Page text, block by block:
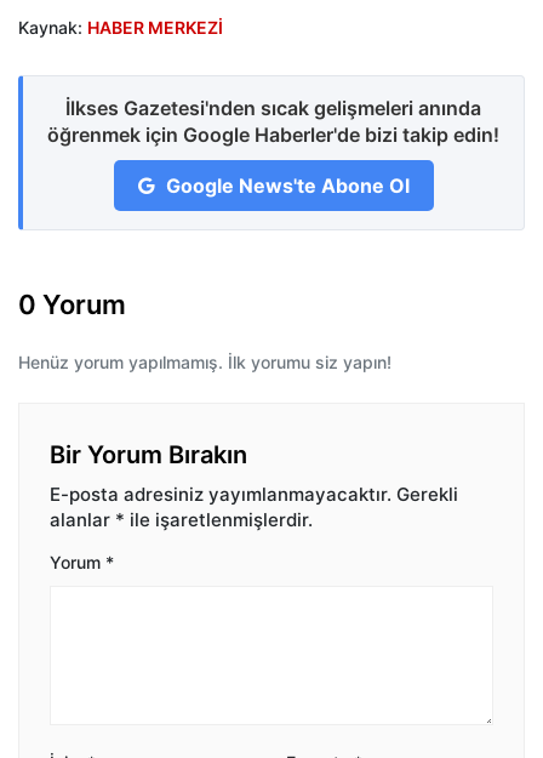
Kaynak: HABER MERKEZİ
İlkses Gazetesi'nden sıcak gelişmeleri anında
öğrenmek için Google Haberler'de bizi takip edin!
Google News'te Abone Ol
0 Yorum
Henüz yorum yapılmamış. İlk yorumu siz yapın!
Bir Yorum Bırakın
E-posta adresiniz yayımlanmayacaktır. Gerekli
alanlar * ile işaretlenmişlerdir.
Yorum *